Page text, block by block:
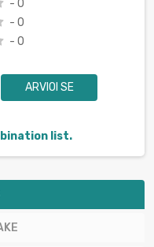
- 0
- 0
- 0
ARVIOI SE
list.